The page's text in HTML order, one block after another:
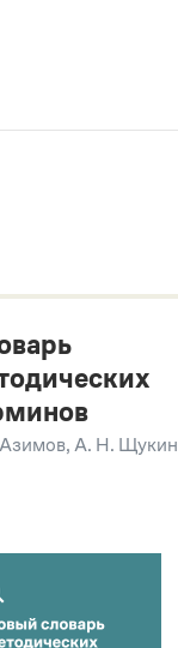
словарей:
Азимов, А. Н. Щукин